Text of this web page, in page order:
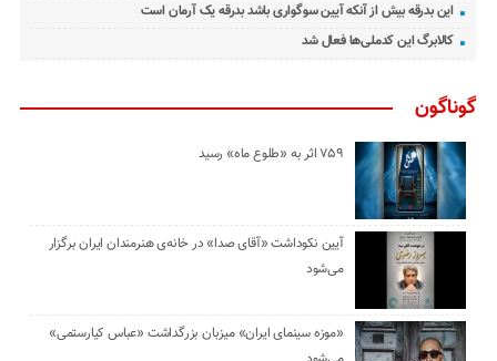
این بدرقه بیش از آنکه آیین سوگواری باشد بدرقه یک آرمان است
کالابرگ این کدملی‌ها فعال شد
گوناگون
۷۵۹ اثر به «طلوع ماه» رسید
آیین نکوداشت «آقای صدا» در خانه‌ی هنرمندان ایران برگزار
می‌شود
«موزه سینمای ایران» میزبان بزرگداشت «عباس کیارستمی»